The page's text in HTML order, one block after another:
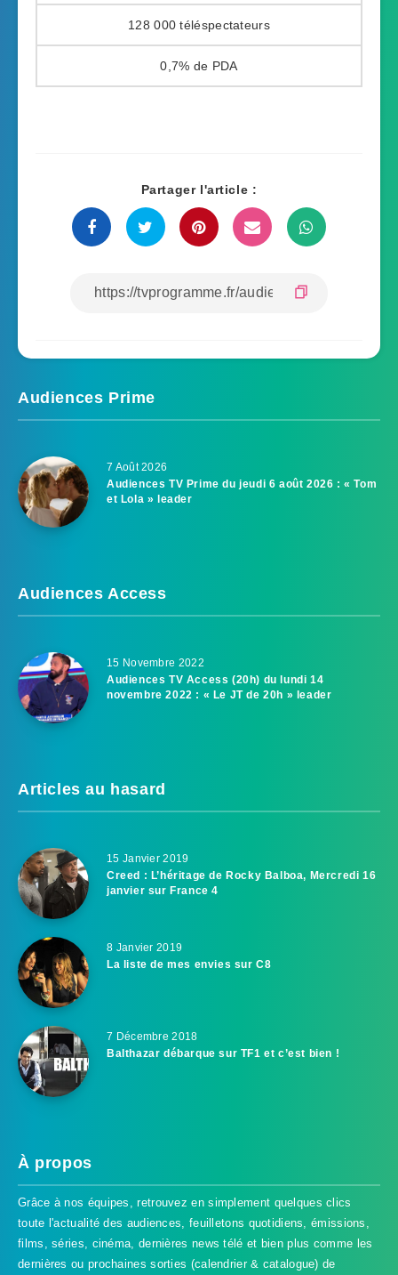
128 000
0,7%
Partager l'article :
Audiences Prime
7 Août 2026
Audiences TV Prime du jeudi 6 août 2026 : « Tom
et Lola » leader
Audiences Access
15 Novembre 2022
Audiences TV Access (20h) du lundi 14
novembre 2022 : « Le JT de 20h » leader
Articles au hasard
15 Janvier 2019
Creed : L’héritage de Rocky Balboa, Mercredi 16
janvier sur France 4
8 Janvier 2019
La liste de mes envies sur C8
7 Décembre 2018
Balthazar débarque sur TF1 et c’est bien !
À propos
Grâce à nos équipes, retrouvez en simplement quelques clics
toute l'actualité des audiences, feuilletons quotidiens, émissions,
films, séries, cinéma, dernières news télé et bien plus comme les
dernières ou prochaines sorties (calendrier & catalogue) de